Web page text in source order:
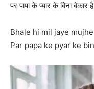
पर पापा के प्यार के बिना बेकार
Bhale hi mil jaye
Par papa ke pyar ke